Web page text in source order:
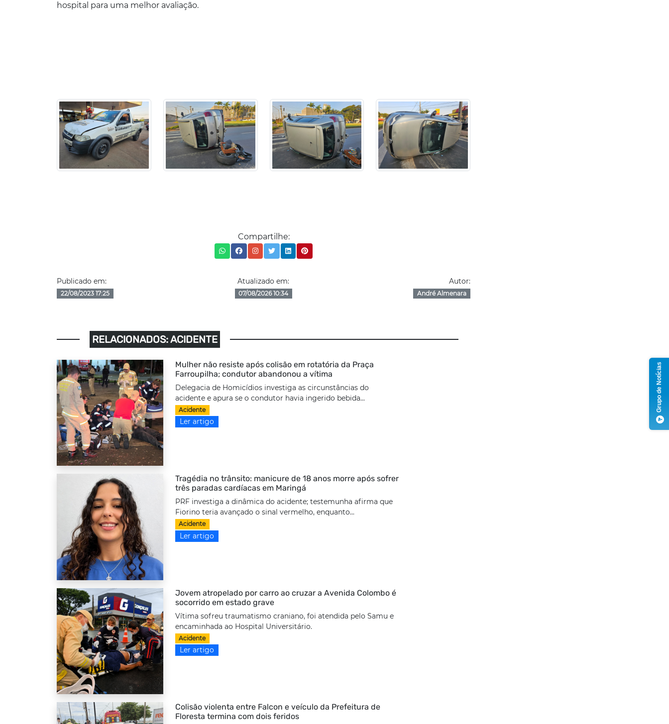
hospital para uma melhor avaliação.
Compartilhe:
Publicado em:
22/08/2023 17:25
Atualizado em:
07/08/2026 10:34
Autor:
André Almenara
RELACIONADOS: ACIDENTE
Mulher não resiste após colisão em rotatória da Praça
Farroupilha; condutor abandonou a vítima
Delegacia de Homicídios investiga as circunstâncias do
acidente e apura se o condutor havia ingerido bebida...
Acidente
Ler artigo
Tragédia no trânsito: manicure de 18 anos morre após sofrer
três paradas cardíacas em Maringá
PRF investiga a dinâmica do acidente; testemunha afirma que
Fiorino teria avançado o sinal vermelho, enquanto...
Acidente
Ler artigo
Jovem atropelado por carro ao cruzar a Avenida Colombo é
socorrido em estado grave
Vítima sofreu traumatismo craniano, foi atendida pelo Samu e
encaminhada ao Hospital Universitário.
Acidente
Ler artigo
Colisão violenta entre Falcon e veículo da Prefeitura de
Floresta termina com dois feridos
Grupo de Notícias